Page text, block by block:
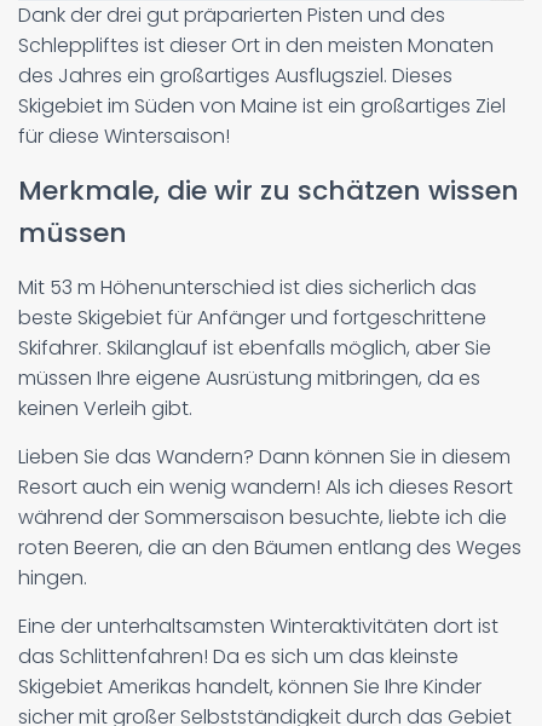
Dank der drei gut präparierten Pisten und des
Schleppliftes ist dieser Ort in den meisten Monaten
des Jahres ein großartiges Ausflugsziel. Dieses
Skigebiet im Süden von Maine ist ein großartiges Ziel
für diese Wintersaison!
Merkmale, die wir zu schätzen wissen
müssen
Mit 53 m Höhenunterschied ist dies sicherlich das
beste Skigebiet für Anfänger und fortgeschrittene
Skifahrer. Skilanglauf ist ebenfalls möglich, aber Sie
müssen Ihre eigene Ausrüstung mitbringen, da es
keinen Verleih gibt.
Lieben Sie das Wandern? Dann können Sie in diesem
Resort auch ein wenig wandern! Als ich dieses Resort
während der Sommersaison besuchte, liebte ich die
roten Beeren, die an den Bäumen entlang des Weges
hingen.
Eine der unterhaltsamsten Winteraktivitäten dort ist
das Schlittenfahren! Da es sich um das kleinste
Skigebiet Amerikas handelt, können Sie Ihre Kinder
sicher mit großer Selbstständigkeit durch das Gebiet